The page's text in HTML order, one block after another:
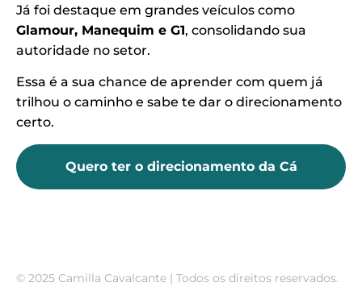
Já foi destaque em grandes veículos como
Glamour, Manequim e G1, consolidando sua
autoridade no setor.
Essa é a sua chance de aprender com quem já
trilhou o caminho e sabe te dar o direcionamento
certo.
Quero ter o direcionamento da Cá
© 2025 Camilla Cavalcante | Todos os direitos reservados.